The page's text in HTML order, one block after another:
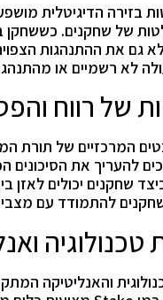
בזירה הדיגיטלית
של שחקנים. כששחקן
גם את ההתנהגות
לא רשמיים או
של רווח
להעריך את
שחקנים יכולים לאזן
להתמודד עם
והאנליטיקה